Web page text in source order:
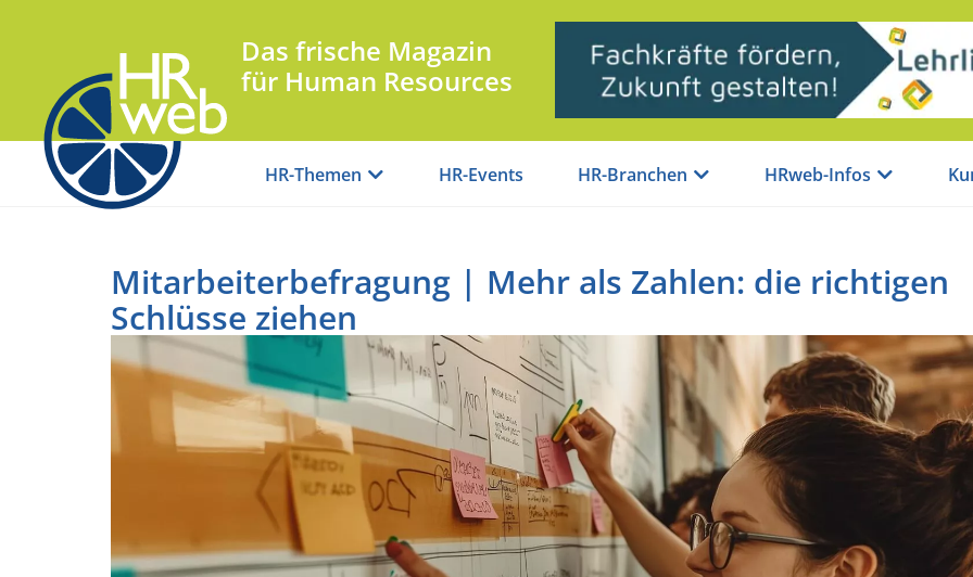
Das frische Magazin
für Human Resources
HR-Themen HR-Events HR-Branchen HRweb-Infos
Mitarbeiterbefragung | Mehr als Zahlen: die richtigen
Schlüsse ziehen